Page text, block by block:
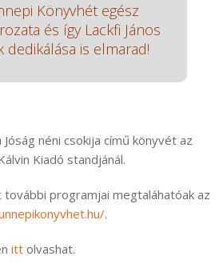
Könyvhét egész
és így Lackfi János
dedikálása is elmarad!
Jóság néni csokija című könyvét az
Kiadó standjánál.
további programjai megtaláhatóak az
.
itt olvashat.